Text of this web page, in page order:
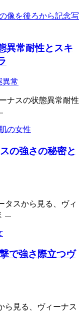
異常耐性とスキ
異常
ナスの状態異常耐性
の強さの秘密と
タスから見る、ヴィ
...
で強さ際立つヴ
ら見る、ヴィーナス